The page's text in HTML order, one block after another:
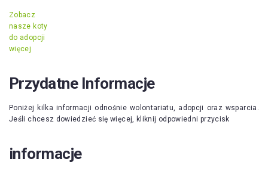
Zobacz
nasze koty
do adopcji
więcej
Przydatne Informacje
Poniżej kilka informacji odnośnie wolontariatu, adopcji oraz wsparcia.
Jeśli chcesz dowiedzieć się więcej, kliknij odpowiedni przycisk
informacje